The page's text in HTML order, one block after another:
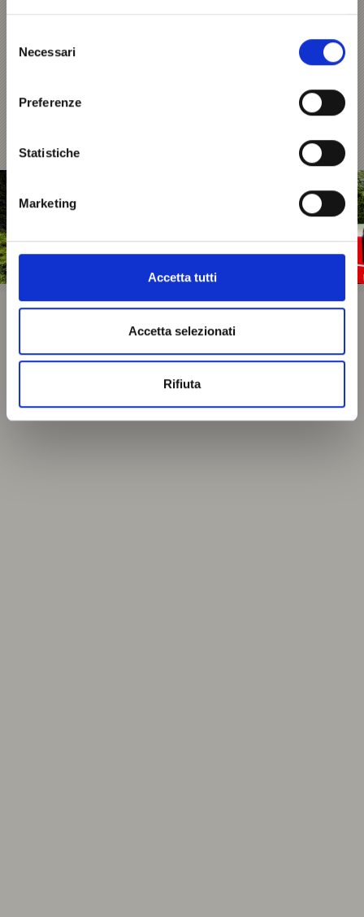
delNecessari
Preferenze
Statistiche
Marketing
Accetta tutti
Accetta selezionati
Rifiuta
scontati per bambini)
giorno prima entro alle ore 20.00 +39 348 76